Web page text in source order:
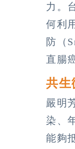
力。
何利
防（
直腸
共
嚴明
染、
能夠